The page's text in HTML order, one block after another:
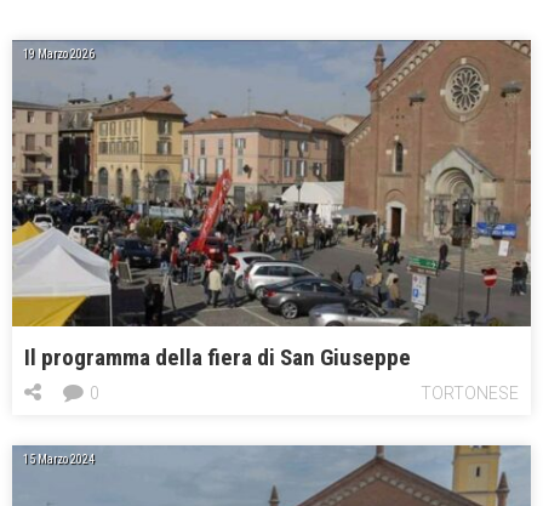
19 Marzo 2026
Il programma della fiera di San Giuseppe
TORTONESE
0
15 Marzo 2024